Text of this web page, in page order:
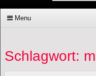
Menu
Schlagwort: